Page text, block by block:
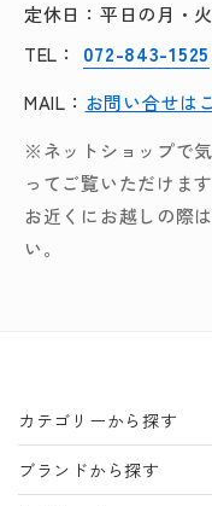
定休日：平日の月・
TEL：
072-843-1525
MAIL： お問い合せは
※ネットショップで
ってご覧いただけます
お近くにお越しの際
い。
カテゴリーから探す
ブランドから探す